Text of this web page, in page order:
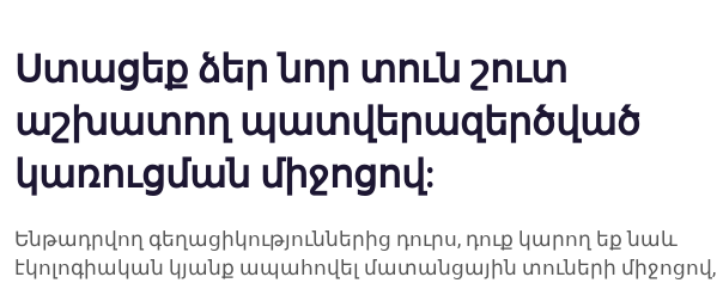
Ստացեք ձեր նոր տուն շուտ
աշխատող պատվերազերծված
կառուցման միջոցով:
Ենթադրվող գեղացիկություններից դուրս, դուք կարող եք նաև
էկոլոգիական կյանք ապահովել մատանցային տուների միջոցով,